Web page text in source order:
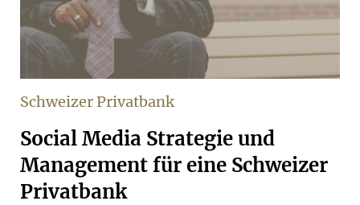
Schweizer Privatbank
Social Media Strategie und
Management für eine Schweizer
Privatbank